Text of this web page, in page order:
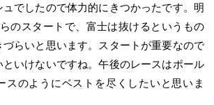
ュでしたので体力的にきつかったです。明
のスタートで、富士は抜けるというもの
らいと思います。スタートが重要なので
といけないですね。午後のレースはポール
スのようにベストを尽くしたいと思いま